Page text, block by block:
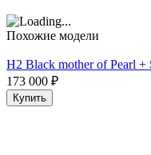
Похожие модели
H2 Black mother of Pearl
173 000 ₽
Купить